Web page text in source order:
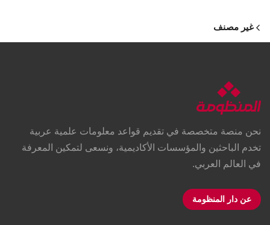
غير مصنف
نحن منصة متخصصة في تقديم قواعد معلومات علمية عربية
تخدم الباحثين والمؤسسات الأكاديمية، ونسعى لتمكين المعرفة
في العالم العربي.
عن دار المنظومة